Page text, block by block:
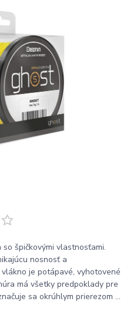
špičkovými vlastnosťami.
nosnosť a
je potápavé, vyhotovené
má všetky predpoklady pre
sa okrúhlym prierezom ...